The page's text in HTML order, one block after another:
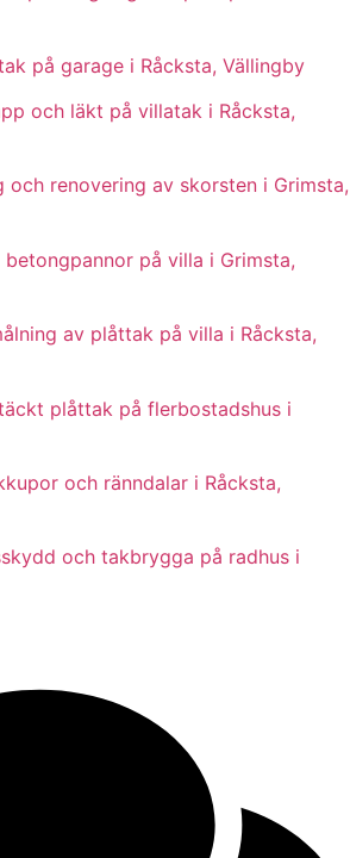
på garage i Råcksta, Vällingby
och läkt på villatak i Råcksta,
och renovering av skorsten i Grimsta,
på villa i Grimsta,
av plåttak på villa i Råcksta,
plåttak på flerbostadshus i
och ränndalar i Råcksta,
och takbrygga på radhus i